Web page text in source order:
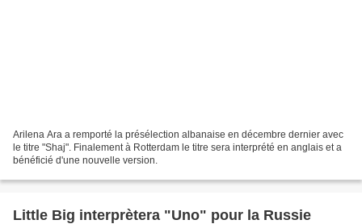
Arilena Ara a remporté la présélection albanaise en décembre dernier avec
le titre "Shaj". Finalement à Rotterdam le titre sera interprété en anglais et a
bénéficié d'une nouvelle version.
Little Big interprètera "Uno" pour la Russie